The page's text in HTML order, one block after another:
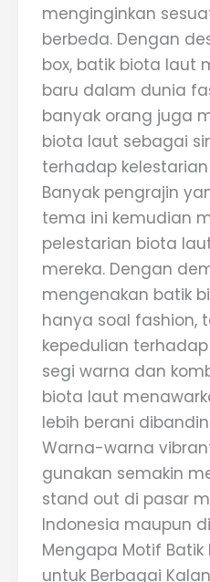
menginginkan
berbeda. Dengan
box, batik biota laut
baru dalam dunia
banyak orang juga
biota laut sebagai
terhadap
Banyak pengrajin
tema ini kemudian
pelestarian biota
mereka. Dengan
mengenakan batik
hanya soal fashion,
kepedulian
segi warna dan
biota laut
lebih berani
Warna-warna
gunakan semakin
stand out di pasar
Indonesia maupun
Mengapa Motif Batik
untuk Berbagai